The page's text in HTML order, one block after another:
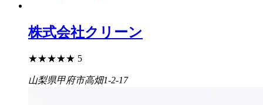
株式会社クリーン
★★★★★ 5
山梨県甲府市高畑1-2-17